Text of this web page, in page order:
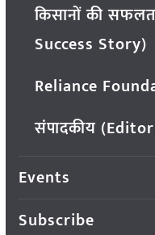
किसानों की
Success Story)
Reliance
संपादकीय
Events
Subscribe